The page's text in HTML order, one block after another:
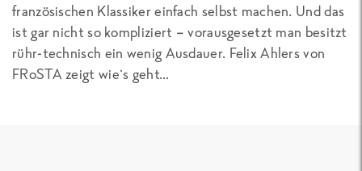
französischen Klassiker einfach selbst machen. Und das
ist gar nicht so kompliziert – vorausgesetzt man besitzt
rühr-technisch ein wenig Ausdauer. Felix Ahlers von
FRoSTA zeigt wie`s geht…